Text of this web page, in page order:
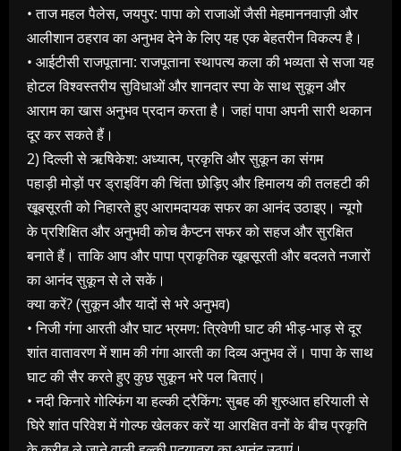
• ताज महल पैलेस, जयपुर: पापा को राजाओं जैसी मेहमाननवाज़ी और
आलीशान ठहराव का अनुभव देने के लिए यह एक बेहतरीन विकल्प है।
• आईटीसी राजपूताना: राजपूताना स्थापत्य कला की भव्यता से सजा यह
होटल विश्वस्तरीय सुविधाओं और शानदार स्पा के साथ सुकून और
आराम का खास अनुभव प्रदान करता है। जहां पापा अपनी सारी थकान
दूर कर सकते हैं।
2) दिल्ली से ऋषिकेश: अध्यात्म, प्रकृति और सुकून का संगम
पहाड़ी मोड़ों पर ड्राइविंग की चिंता छोड़िए और हिमालय की तलहटी की
खूबसूरती को निहारते हुए आरामदायक सफर का आनंद उठाइए। न्‍यूगो
के प्रशिक्षित और अनुभवी कोच कैप्टन सफर को सहज और सुरक्षित
बनाते हैं। ताकि आप और पापा प्राकृतिक खूबसूरती और बदलते नजारों
का आनंद सुकून से ले सकें।
क्या करें? (सुकून और यादों से भरे अनुभव)
• निजी गंगा आरती और घाट भ्रमण: त्रिवेणी घाट की भीड़-भाड़ से दूर
शांत वातावरण में शाम की गंगा आरती का दिव्य अनुभव लें। पापा के साथ
घाट की सैर करते हुए कुछ सुकून भरे पल बिताएं।
• नदी किनारे गोल्फिंग या हल्की ट्रैकिंग: सुबह की शुरुआत हरियाली से
घिरे शांत परिवेश में गोल्फ खेलकर करें या आरक्षित वनों के बीच प्रकृति